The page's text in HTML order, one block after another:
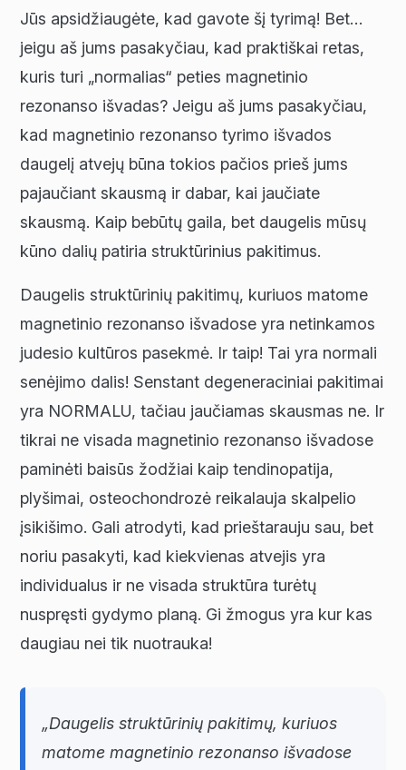
Jūs apsidžiaugėte, kad gavote šį tyrimą! Bet…
jeigu aš jums pasakyčiau, kad praktiškai retas,
kuris turi „normalias“ peties magnetinio
rezonanso išvadas? Jeigu aš jums pasakyčiau,
kad magnetinio rezonanso tyrimo išvados
daugelį atvejų būna tokios pačios prieš jums
pajaučiant skausmą ir dabar, kai jaučiate
skausmą. Kaip bebūtų gaila, bet daugelis mūsų
kūno dalių patiria struktūrinius pakitimus.
Daugelis struktūrinių pakitimų, kuriuos matome
magnetinio rezonanso išvadose yra netinkamos
judesio kultūros pasekmė. Ir taip! Tai yra normali
senėjimo dalis! Senstant degeneraciniai pakitimai
yra NORMALU, tačiau jaučiamas skausmas ne. Ir
tikrai ne visada magnetinio rezonanso išvadose
paminėti baisūs žodžiai kaip tendinopatija,
plyšimai, osteochondrozė reikalauja skalpelio
įsikišimo. Gali atrodyti, kad prieštarauju sau, bet
noriu pasakyti, kad kiekvienas atvejis yra
individualus ir ne visada struktūra turėtų
nuspręsti gydymo planą. Gi žmogus yra kur kas
daugiau nei tik nuotrauka!
„Daugelis struktūrinių pakitimų, kuriuos
matome magnetinio rezonanso išvadose